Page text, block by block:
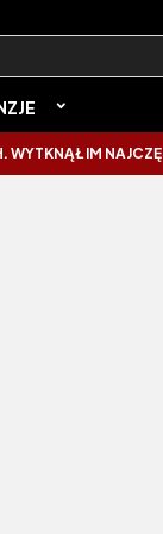
IM NAJCZĘSTSZY